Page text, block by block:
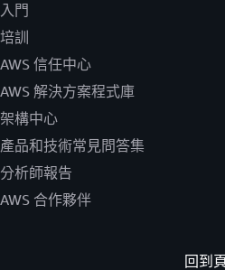
入門
培訓
AWS 信任中心
AWS 解決方案程式庫
架構中心
產品和技術常見問答集
分析師報告
AWS 合作夥伴
回到